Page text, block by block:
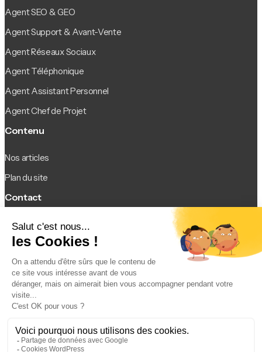
Agent SEO & GEO
Agent Support & Avant-Vente
Agent Réseaux Sociaux
Agent Téléphonique
Agent Assistant Personnel
Agent Chef de Projet
Contenu
Nos articles
Plan du site
Contact
Contact
Legal
Mentions légales
Politique de confidentialité
Conditions d’utilisation
© 2026 Agentsia. Tous droits réservés.